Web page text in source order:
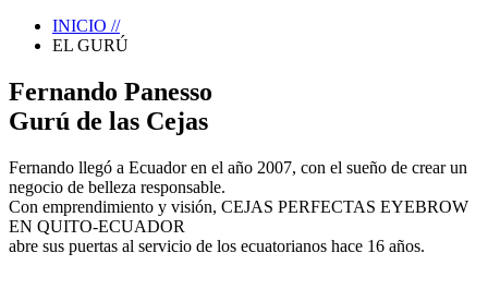
INICIO //
EL GURÚ
Fernando Panesso
Gurú de las Cejas
Fernando llegó a Ecuador en el año 2007, con el sueño de crear un
negocio de belleza responsable.
Con emprendimiento y visión, CEJAS PERFECTAS EYEBROW
EN QUITO-ECUADOR
abre sus puertas al servicio de los ecuatorianos hace 16 años.